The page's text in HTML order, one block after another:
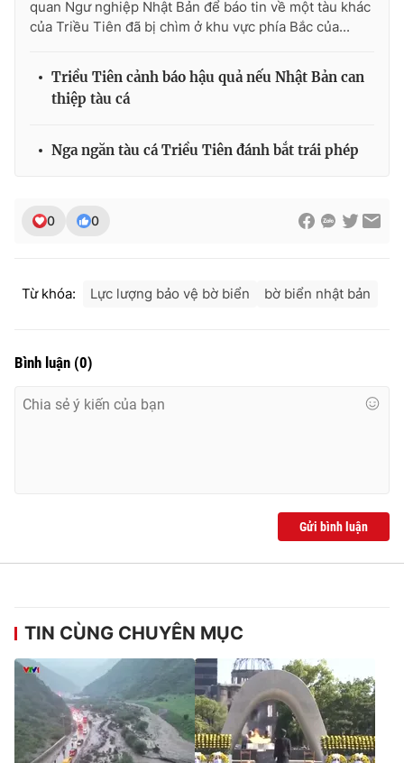
THỜI BÁO VTV
Cơ quan chủ quản:
cấp ngày 29/12/2023
Nguyễn Trọng Ninh
Ðiện thoại Thời báo VTV:024.66 897 897
® Cấm sao chép dưới mọi hình thức nếu không có sự chấp
thuận bằng văn bản. Ghi rõ nguồn VTV.vn khi phát hành lại
thông tin từ website này.
quan Ngư nghiệp Nhật Bản để báo tin về một tàu khác
của Triều Tiên đã bị chìm ở khu vực phía Bắc của...
Triều Tiên cảnh báo hậu quả nếu Nhật Bản can
thiệp tàu cá
Nga ngăn tàu cá Triều Tiên đánh bắt trái phép
0 0
Từ khóa: Lực lượng bảo vệ bờ biển bờ biển nhật bản
Bình luận (0)
Gửi bình luận
TIN CÙNG CHUYÊN MỤC